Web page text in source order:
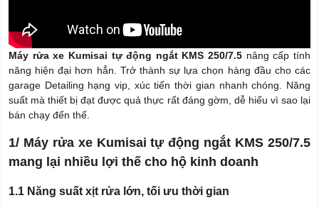
Máy rửa xe Kumisai tự động ngắt KMS 250/7.5 nâng cấp tính
năng hiện đại hơn hẳn. Trở thành sự lựa chọn hàng đầu cho các
garage Detailing hạng vip, xúc tiến thời gian nhanh chóng. Năng
suất mà thiết bị đạt được quả thực rất đáng gờm, dễ hiểu vì sao lại
bán chạy đến thế.
1/ Máy rửa xe Kumisai tự động ngắt KMS 250/7.5
mang lại nhiều lợi thế cho hộ kinh doanh
1.1 Năng suất xịt rửa lớn, tối ưu thời gian